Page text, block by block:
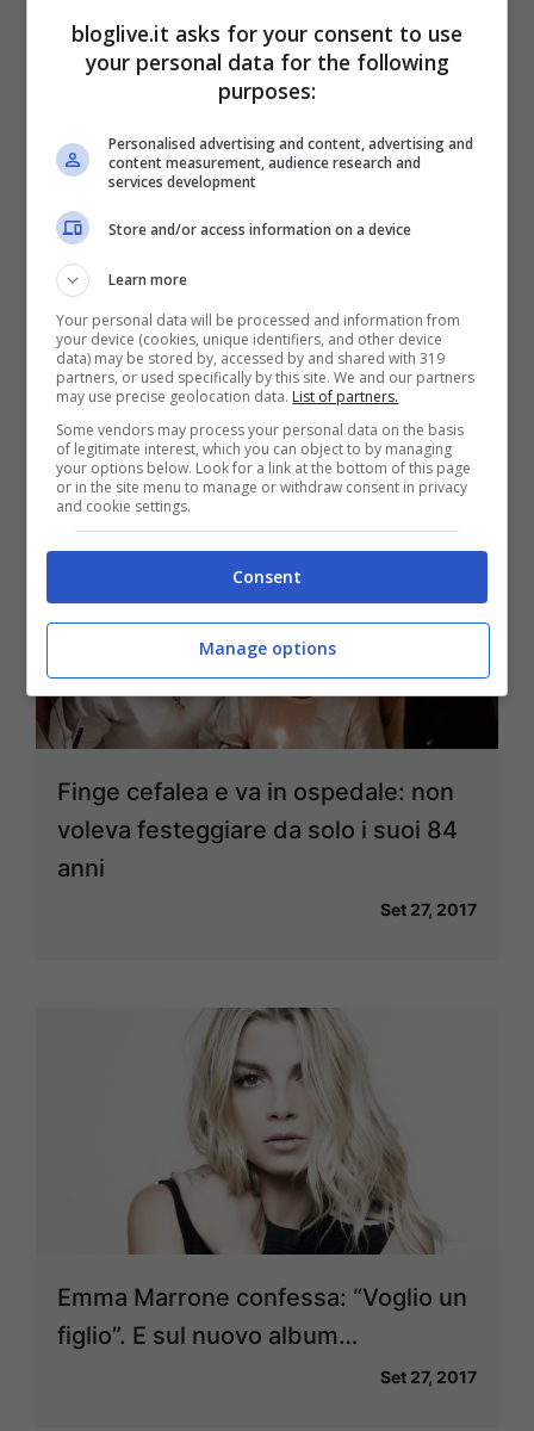
GF Vip, Jeremias Rodriguez
minaccia Daniele Bossari: “Ti
sistemo fuori”
Set 27, 2017
Finge cefalea e va in ospedale: non
voleva festeggiare da solo i suoi 84
anni
Set 27, 2017
Emma Marrone confessa: “Voglio un
figlio”. E sul nuovo album…
Set 27, 2017
bloglive.it asks for your consent to use
your personal data for the following
purposes:
Personalised advertising and content, advertising and
content measurement, audience research and
services development
Store and/or access information on a device
Learn more
Your personal data will be processed and information from
your device (cookies, unique identifiers, and other device
data) may be stored by, accessed by and shared with 319
partners, or used specifically by this site. We and our partners
may use precise geolocation data. List of partners.
Some vendors may process your personal data on the basis
of legitimate interest, which you can object to by managing
your options below. Look for a link at the bottom of this page
or in the site menu to manage or withdraw consent in privacy
and cookie settings.
Consent
Manage options